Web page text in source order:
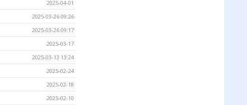
2025-04-01
2025-03-26 09:26
2025-03-26 09:17
2025-03-17
2025-03-13 13:24
2025-02-24
2025-02-18
2025-02-10